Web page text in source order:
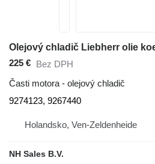
225 € Bez DPH
Časti motora - olejový chladič
9274123, 9267440
Holandsko, Ven-Zeldenheide
NH Sales B.V.